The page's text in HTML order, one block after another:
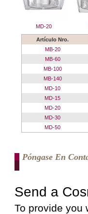
MD-20
Artículo Nro.
MB-20
MB-60
MB-100
MB-140
MD-10
MD-15
MD-20
MD-30
MD-50
Póngase En